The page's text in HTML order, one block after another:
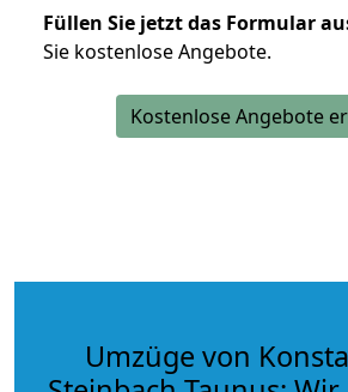
Füllen Sie jetzt das Formular
Sie kostenlose Angebote.
Kostenlose Angebote
Umzüge von